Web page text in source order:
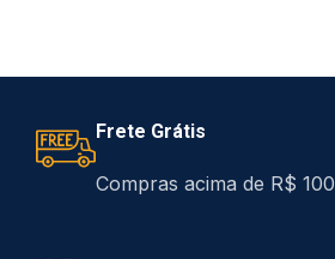
Frete Grátis
Compras acima de R$ 100